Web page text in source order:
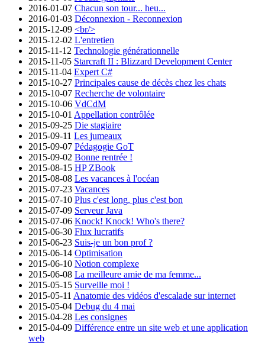
2016-01-07 Chacun son tour... heu...
2016-01-03 Déconnexion - Reconnexion
2015-12-09 <br/>
2015-12-02 L'entretien
2015-11-12 Technologie générationnelle
2015-11-05 Starcraft II : Blizzard Development Center
2015-11-04 Expert C#
2015-10-27 Principales cause de décès chez les chats
2015-10-07 Recherche de volontaire
2015-10-06 VdCdM
2015-10-01 Appellation contrôlée
2015-09-25 Die stagiaire
2015-09-11 Les jumeaux
2015-09-07 Pédagogie GoT
2015-09-02 Bonne rentrée !
2015-08-15 HP ZBook
2015-08-08 Les vacances à l'océan
2015-07-23 Vacances
2015-07-10 Plus c'est long, plus c'est bon
2015-07-09 Serveur Java
2015-07-06 Knock! Knock! Who's there?
2015-06-30 Flux lucratifs
2015-06-23 Suis-je un bon prof ?
2015-06-14 Optimisation
2015-06-10 Notion complexe
2015-06-08 La meilleure amie de ma femme...
2015-05-15 Surveille moi !
2015-05-11 Anatomie des vidéos d'escalade sur internet
2015-05-04 Debug du 4 mai
2015-04-28 Les consignes
2015-04-09 Différence entre un site web et une application
web